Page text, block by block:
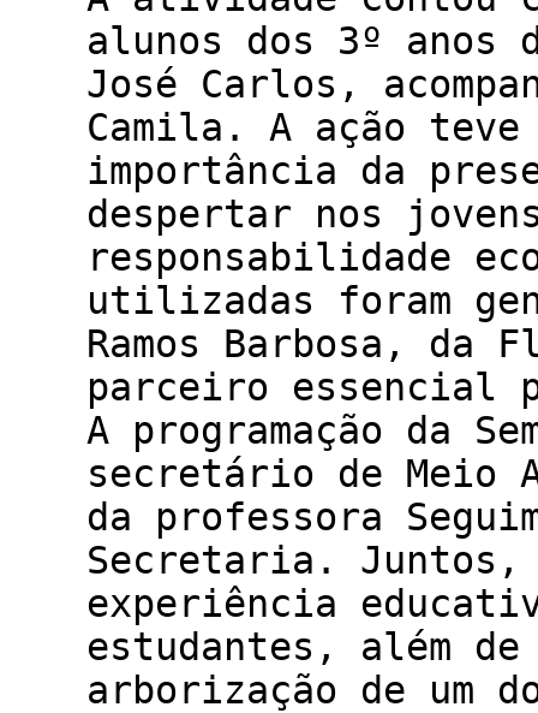
alunos dos 3º anos
José Carlos,
Camila. A ação
importância da
despertar nos
responsabilidade
utilizadas foram
Ramos Barbosa, da
parceiro essencial
A programação da
secretário de Meio
da professora
Secretaria. Juntos,
experiência
estudantes, além
arborização de um